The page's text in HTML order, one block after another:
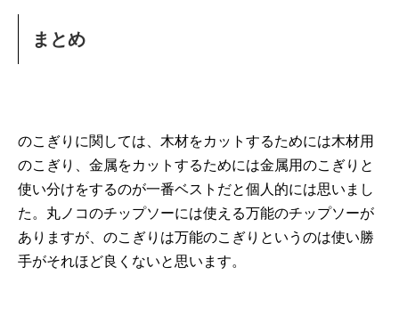
まとめ
のこぎりに関しては、木材をカットするためには木材用
のこぎり、金属をカットするためには金属用のこぎりと
使い分けをするのが一番ベストだと個人的には思いまし
た。丸ノコのチップソーには使える万能のチップソーが
ありますが、のこぎりは万能のこぎりというのは使い勝
手がそれほど良くないと思います。